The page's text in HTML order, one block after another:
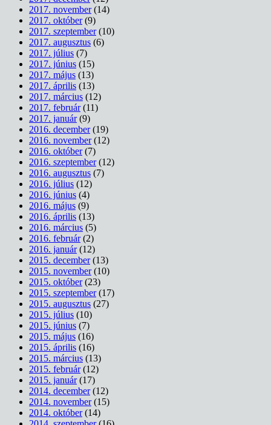
2017. november(14)
2017. október(9)
2017. szeptember(10)
2017. augusztus (6)
2017. július (7)
2017. június (15)
2017. május (13)
2017. április (13)
2017. március (12)
2017. február(11)
2017. január(9)
2016. december(19)
2016. november(12)
2016. október(7)
2016. szeptember(12)
2016. augusztus (7)
2016. július (12)
2016. június (4)
2016. május (9)
2016. április (13)
2016. március (5)
2016. február(2)
2016. január(12)
2015. december(13)
2015. november(10)
2015. október(23)
2015. szeptember(17)
2015. augusztus (27)
2015. július (10)
2015. június (7)
2015. május (16)
2015. április (16)
2015. március (13)
2015. február(12)
2015. január(17)
2014. december(12)
2014. november(15)
2014. október(14)